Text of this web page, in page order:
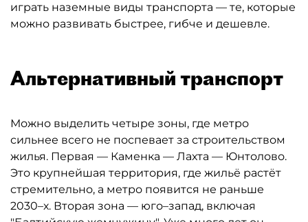
играть наземные виды транспорта — те, которые
можно развивать быстрее, гибче и дешевле.
Альтернативный транспорт
Можно выделить четыре зоны, где метро
сильнее всего не поспевает за строительством
жилья. Первая — Каменка — Лахта — Юнтолово.
Это крупнейшая территория, где жильё растёт
стремительно, а метро появится не раньше
2030–х. Вторая зона — юго–запад, включая